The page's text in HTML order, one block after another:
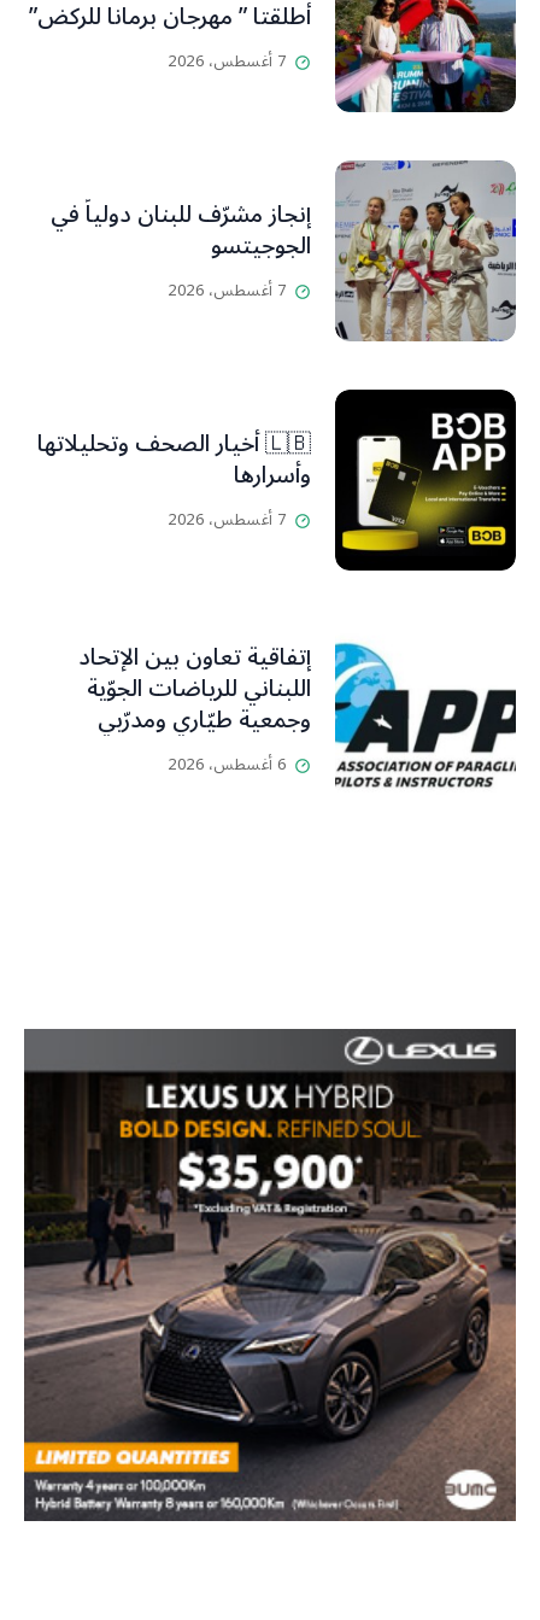
أطلقتا ” مهرجان برمانا للركض”
7 أغسطس، 2026
إنجاز مشرّف للبنان دولياً في
الجوجيتسو
7 أغسطس، 2026
🇱🇧 أخيار الصحف وتحليلاتها
وأسرارها
7 أغسطس، 2026
إتفاقية تعاون بين الإتحاد
اللبناني للرياضات الجوّية
وجمعية طيّاري ومدرّبي
الطيران الشراعي
6 أغسطس، 2026